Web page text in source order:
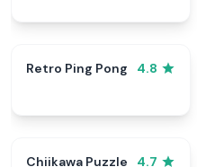
Retro Ping Pong 4.8
Chiikawa Puzzle 4.7